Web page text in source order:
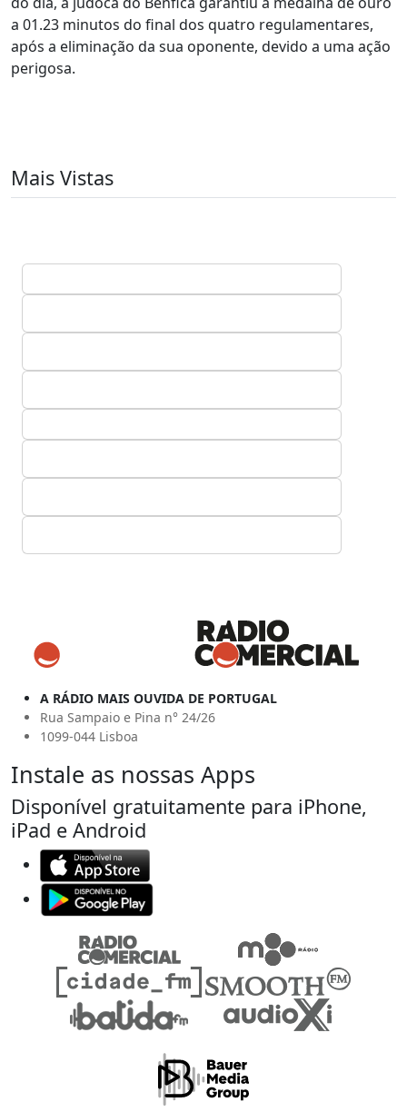
a 01.23 minutos do final dos quatro regulamentares,
após a eliminação da sua oponente, devido a uma ação
perigosa.
Mais Vistas
A RÁDIO MAIS OUVIDA DE PORTUGAL
Rua Sampaio e Pina n° 24/26
1099-044 Lisboa
Instale as nossas Apps
Disponível gratuitamente para iPhone,
iPad e Android